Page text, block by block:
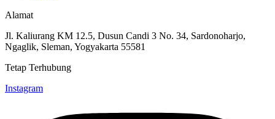
Alamat
Jl. Kaliurang KM 12.5, Dusun Candi 3 No. 34, Sardonoharjo,
Ngaglik, Sleman, Yogyakarta 55581
Tetap Terhubung
Instagram